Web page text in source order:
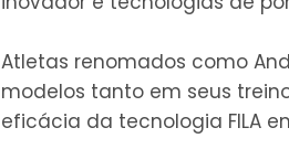
Atletas renomados como
modelos tanto em seus
eficácia da tecnologia FILA